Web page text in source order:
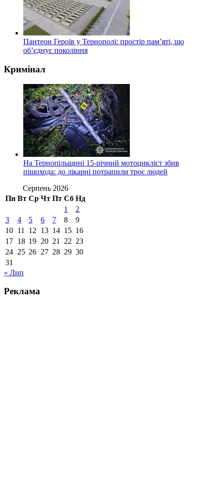
Пантеон Героїв у Тернополі: простір пам’яті, що
об’єднує покоління
Кримінал
На Тернопільщині 15-річний мотоцикліст збив
пішохода: до лікарні потрапили троє людей
Серпень 2026
Пн Вт Ср Чт Пт Сб Нд
1
2
3
4 5 6 7 8
9
10 11 12 13 14 15 16
17 18 19 20 21 22 23
24 25 26 27 28 29 30
31
« Лип
Реклама